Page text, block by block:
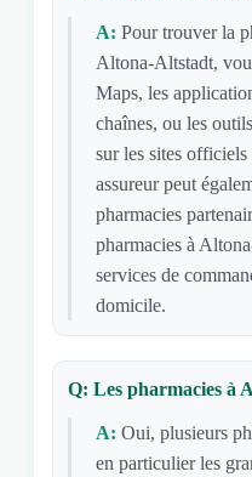
A: Pour trouver la
Altona-Altstadt,
Maps, les
chaînes, ou les
sur les sites
assureur peut
pharmacies
pharmacies à
services de
domicile.
Q: Les pharmacies à
A: Oui, plusieurs
en particulier les